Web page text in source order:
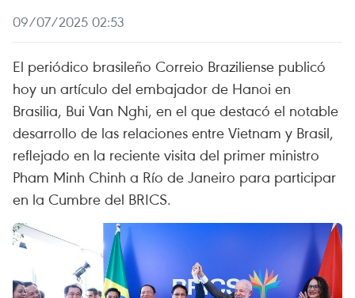
09/07/2025 02:53
El periódico brasileño Correio Braziliense publicó
hoy un artículo del embajador de Hanoi en
Brasilia, Bui Van Nghi, en el que destacó el notable
desarrollo de las relaciones entre Vietnam y Brasil,
reflejado en la reciente visita del primer ministro
Pham Minh Chinh a Río de Janeiro para participar
en la Cumbre del BRICS.